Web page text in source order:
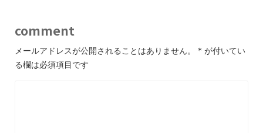
comment
メールアドレスが公開されることはありません。 * が付いてい
る欄は必須項目です